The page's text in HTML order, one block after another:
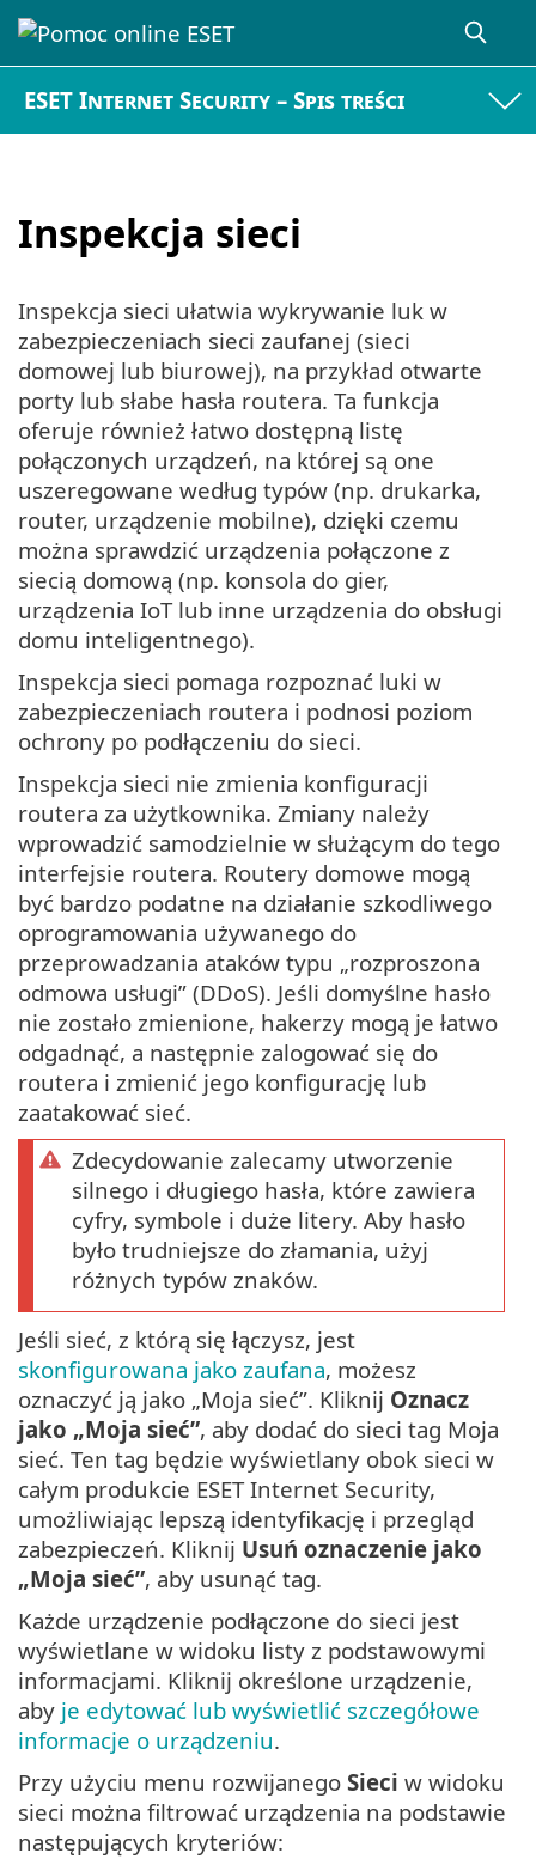
ESET Internet Security – Spis treści
Inspekcja sieci
Inspekcja sieci ułatwia wykrywanie luk w
zabezpieczeniach sieci zaufanej (sieci
domowej lub biurowej), na przykład otwarte
porty lub słabe hasła routera. Ta funkcja
oferuje również łatwo dostępną listę
połączonych urządzeń, na której są one
uszeregowane według typów (np. drukarka,
router, urządzenie mobilne), dzięki czemu
można sprawdzić urządzenia połączone z
siecią domową (np. konsola do gier,
urządzenia IoT lub inne urządzenia do obsługi
domu inteligentnego).
Inspekcja sieci pomaga rozpoznać luki w
zabezpieczeniach routera i podnosi poziom
ochrony po podłączeniu do sieci.
Inspekcja sieci nie zmienia konfiguracji
routera za użytkownika. Zmiany należy
wprowadzić samodzielnie w służącym do tego
interfejsie routera. Routery domowe mogą
być bardzo podatne na działanie szkodliwego
oprogramowania używanego do
przeprowadzania ataków typu „rozproszona
odmowa usługi” (DDoS). Jeśli domyślne hasło
nie zostało zmienione, hakerzy mogą je łatwo
odgadnąć, a następnie zalogować się do
routera i zmienić jego konfigurację lub
zaatakować sieć.
Zdecydowanie zalecamy utworzenie
silnego i długiego hasła, które zawiera
cyfry, symbole i duże litery. Aby hasło
było trudniejsze do złamania, użyj
różnych typów znaków.
Jeśli sieć, z którą się łączysz, jest
skonfigurowana jako zaufana, możesz
oznaczyć ją jako „Moja sieć”. Kliknij Oznacz
jako „Moja sieć”, aby dodać do sieci tag Moja
sieć. Ten tag będzie wyświetlany obok sieci w
całym produkcie ESET Internet Security,
umożliwiając lepszą identyfikację i przegląd
zabezpieczeń. Kliknij Usuń oznaczenie jako
„Moja sieć”, aby usunąć tag.
Każde urządzenie podłączone do sieci jest
wyświetlane w widoku listy z podstawowymi
informacjami. Kliknij określone urządzenie,
aby je edytować lub wyświetlić szczegółowe
informacje o urządzeniu.
Przy użyciu menu rozwijanego Sieci w widoku
sieci można filtrować urządzenia na podstawie
następujących kryteriów: